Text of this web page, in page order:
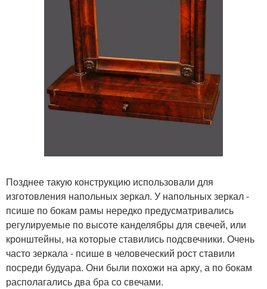
Позднее такую конструкцию использовали для
изготовления напольных зеркал. У напольных зеркал -
псише по бокам рамы нередко предусматривались
регулируемые по высоте канделябры для свечей, или
кронштейны, на которые ставились подсвечники. Очень
часто зеркала - псише в человеческий рост ставили
посреди будуара. Они были похожи на арку, а по бокам
располагались два бра со свечами.